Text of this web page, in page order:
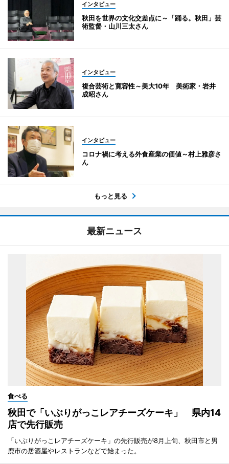
インタビュー
秋田を世界の文化交差点に～「踊る。秋田」芸
術監督・山川三太さん
インタビュー
複合芸術と寛容性～美大10年 美術家・岩井
成昭さん
インタビュー
コロナ禍に考える外食産業の価値～村上雅彦さ
ん
もっと見る
最新ニュース
食べる
秋田で「いぶりがっこレアチーズケーキ」 県内14
店で先行販売
「いぶりがっこレアチーズケーキ」の先行販売が8月上旬、秋田市と男
鹿市の居酒屋やレストランなどで始まった。